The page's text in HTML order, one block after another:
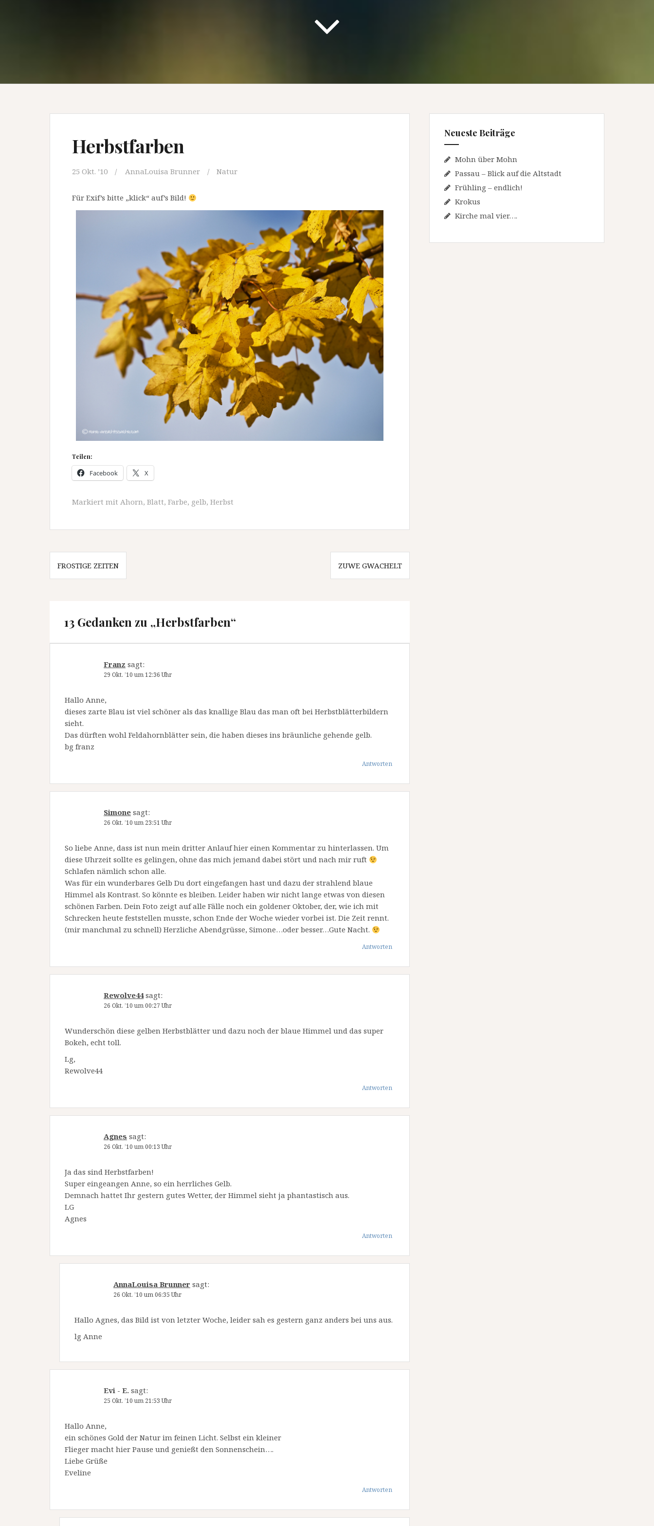
Herbstfarben
25 Okt. ’10 AnnaLouisa Brunner Natur
Für Exif’s bitte „klick“ auf’s Bild!
Teilen:
Facebook X
Markiert mit Ahorn, Blatt, Farbe, gelb, Herbst
Beitragsnavigation
FROSTIGE ZEITEN ZUWE GWACHELT
13 Gedanken zu „Herbstfarben“
Franz sagt:
29 Okt. ’10 um 12:36 Uhr
Hallo Anne,
dieses zarte Blau ist viel schöner als das knallige Blau das man oft bei Herbstblätterbildern
sieht.
Das dürften wohl Feldahornblätter sein, die haben dieses ins bräunliche gehende gelb.
bg franz
Antworten
Simone sagt:
26 Okt. ’10 um 23:51 Uhr
So liebe Anne, dass ist nun mein dritter Anlauf hier einen Kommentar zu hinterlassen. Um
diese Uhrzeit sollte es gelingen, ohne das mich jemand dabei stört und nach mir ruft
Schlafen nämlich schon alle.
Was für ein wunderbares Gelb Du dort eingefangen hast und dazu der strahlend blaue
Himmel als Kontrast. So könnte es bleiben. Leider haben wir nicht lange etwas von diesen
schönen Farben. Dein Foto zeigt auf alle Fälle noch ein goldener Oktober, der, wie ich mit
Schrecken heute feststellen musste, schon Ende der Woche wieder vorbei ist. Die Zeit rennt.
(mir manchmal zu schnell) Herzliche Abendgrüsse, Simone…oder besser…Gute Nacht.
Antworten
Rewolve44 sagt:
26 Okt. ’10 um 00:27 Uhr
Wunderschön diese gelben Herbstblätter und dazu noch der blaue Himmel und das super
Bokeh, echt toll.
Lg,
Rewolve44
Antworten
Agnes sagt:
26 Okt. ’10 um 00:13 Uhr
Ja das sind Herbstfarben!
Super eingeangen Anne, so ein herrliches Gelb.
Demnach hattet Ihr gestern gutes Wetter, der Himmel sieht ja phantastisch aus.
LG
Agnes
Antworten
AnnaLouisa Brunner sagt:
26 Okt. ’10 um 06:35 Uhr
Hallo Agnes, das Bild ist von letzter Woche, leider sah es gestern ganz anders bei uns aus.
lg Anne
Evi - E. sagt:
25 Okt. ’10 um 21:53 Uhr
Hallo Anne,
ein schönes Gold der Natur im feinen Licht. Selbst ein kleiner
Flieger macht hier Pause und genießt den Sonnenschein….
Liebe Grüße
Eveline
Antworten
Neueste Beiträge
Mohn über Mohn
Passau – Blick auf die Altstadt
Frühling – endlich!
Krokus
Kirche mal vier….